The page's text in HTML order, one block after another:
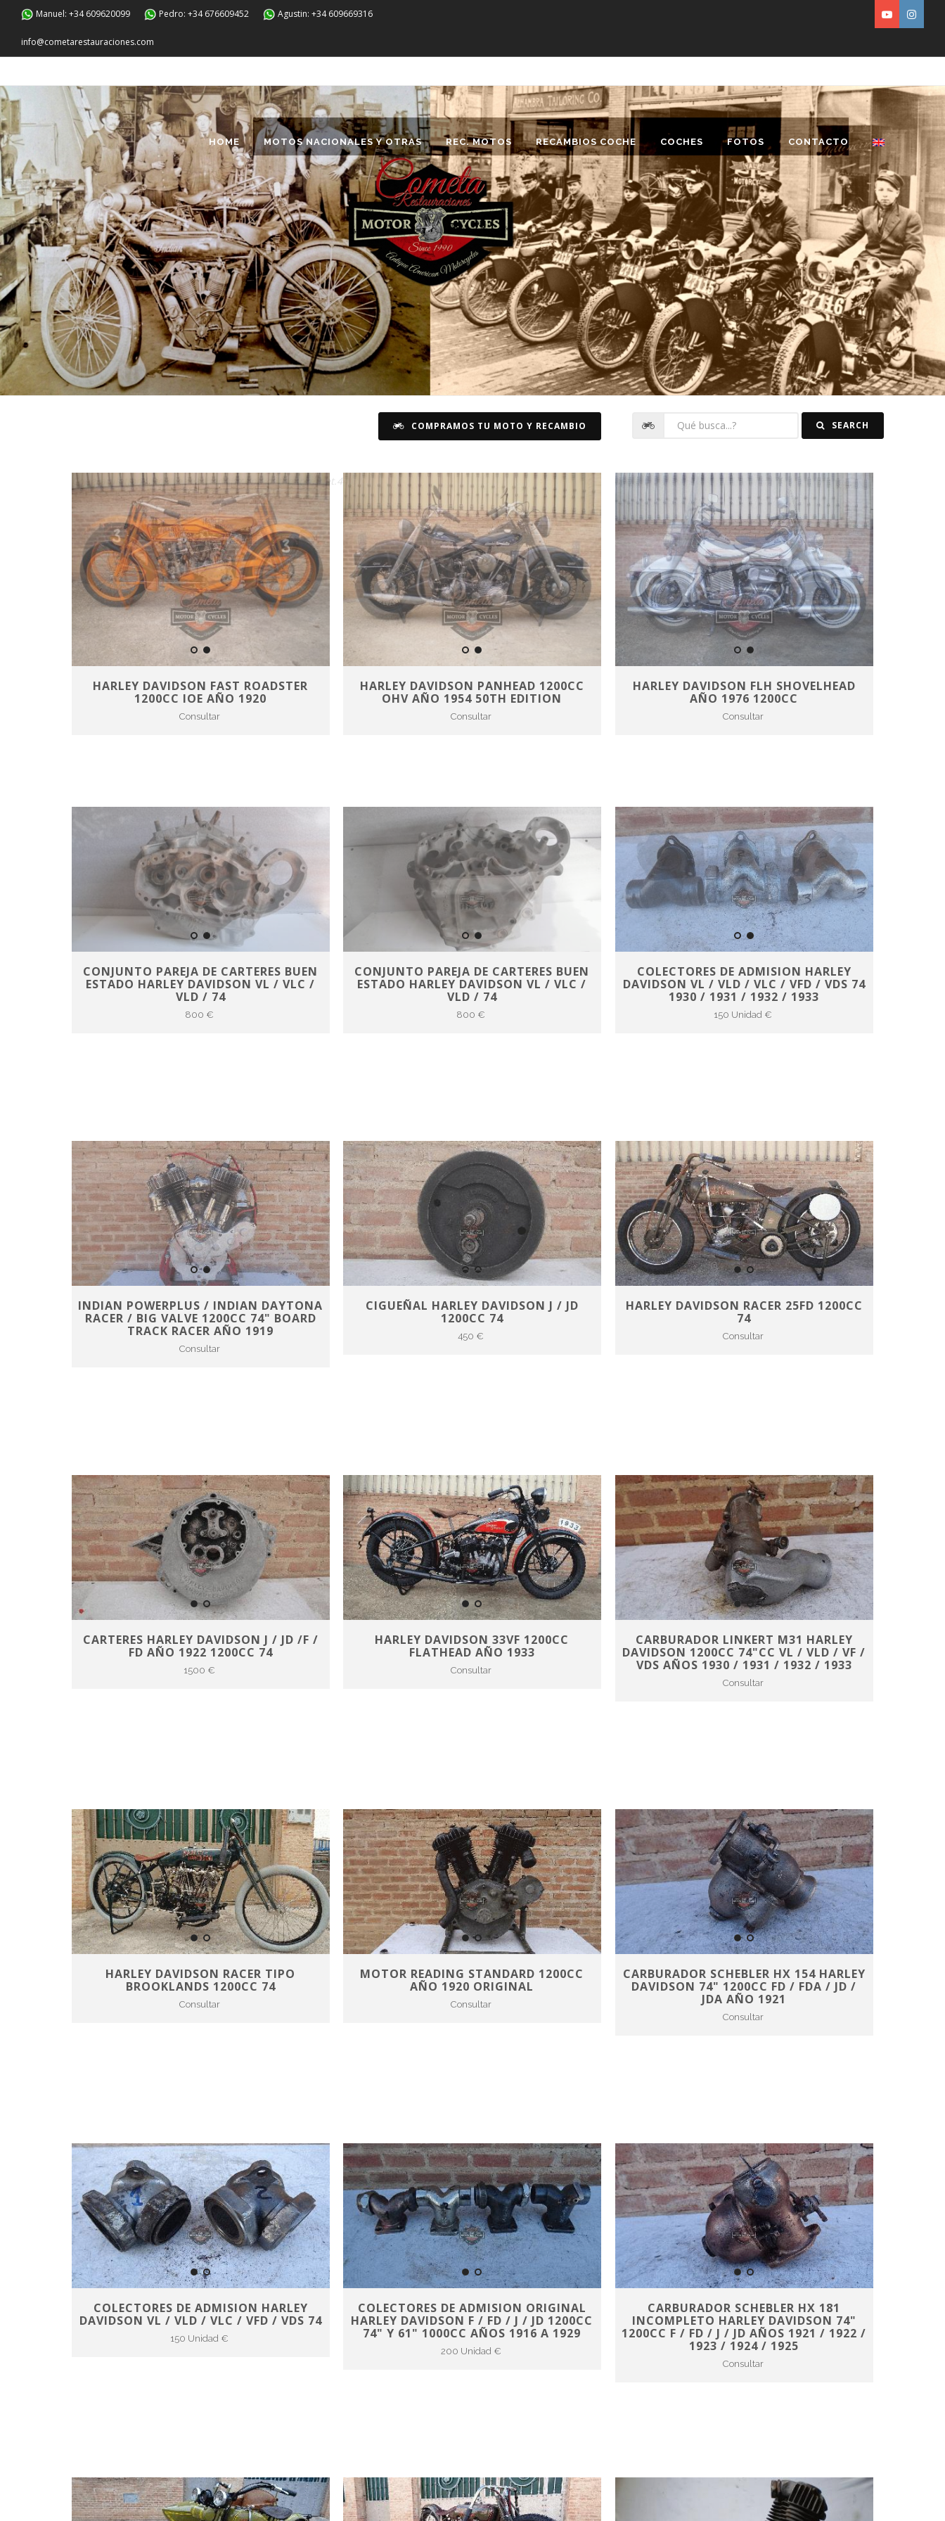
Manuel: +34 609620099 Pedro: +34 676609452 Agustin: +34 609669316
info@cometarestauraciones.com
HOME MOTOS NACIONALES Y OTRAS REC. MOTOS RECAMBIOS COCHE COCHES FOTOS CONTACTO
COMPRAMOS TU MOTO Y RECAMBIO SEARCH
HARLEY DAVIDSON FAST ROADSTER
1200CC IOE AÑO 1920
Consultar
HARLEY DAVIDSON PANHEAD 1200CC
OHV AÑO 1954 50TH EDITION
Consultar
HARLEY DAVIDSON FLH SHOVELHEAD
AÑO 1976 1200CC
Consultar
CONJUNTO PAREJA DE CARTERES BUEN
ESTADO HARLEY DAVIDSON VL / VLC /
VLD / 74
800 €
CONJUNTO PAREJA DE CARTERES BUEN
ESTADO HARLEY DAVIDSON VL / VLC /
VLD / 74
800 €
COLECTORES DE ADMISION HARLEY
DAVIDSON VL / VLD / VLC / VFD / VDS 74
1930 / 1931 / 1932 / 1933
150 Unidad €
INDIAN POWERPLUS / INDIAN DAYTONA
RACER / BIG VALVE 1200CC 74" BOARD
TRACK RACER AÑO 1919
Consultar
CIGUEÑAL HARLEY DAVIDSON J / JD
1200CC 74
450 €
HARLEY DAVIDSON RACER 25FD 1200CC
74
Consultar
CARTERES HARLEY DAVIDSON J / JD /F /
FD AÑO 1922 1200CC 74
1500 €
HARLEY DAVIDSON 33VF 1200CC
FLATHEAD AÑO 1933
Consultar
CARBURADOR LINKERT M31 HARLEY
DAVIDSON 1200CC 74"CC VL / VLD / VF /
VDS AÑOS 1930 / 1931 / 1932 / 1933
Consultar
HARLEY DAVIDSON RACER TIPO
BROOKLANDS 1200CC 74
Consultar
MOTOR READING STANDARD 1200CC
AÑO 1920 ORIGINAL
Consultar
CARBURADOR SCHEBLER HX 154 HARLEY
DAVIDSON 74" 1200CC FD / FDA / JD /
JDA AÑO 1921
Consultar
COLECTORES DE ADMISION HARLEY
DAVIDSON VL / VLD / VLC / VFD / VDS 74
150 Unidad €
COLECTORES DE ADMISION ORIGINAL
HARLEY DAVIDSON F / FD / J / JD 1200CC
74" Y 61" 1000CC AÑOS 1916 A 1929
200 Unidad €
CARBURADOR SCHEBLER HX 181
INCOMPLETO HARLEY DAVIDSON 74"
1200CC F / FD / J / JD AÑOS 1921 / 1922 /
1923 / 1924 / 1925
Consultar